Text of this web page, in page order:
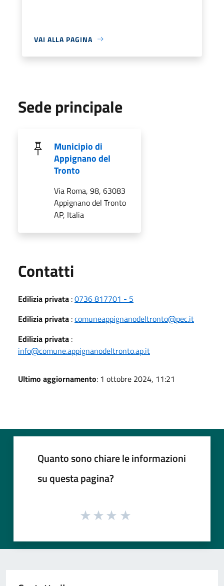
VAI ALLA PAGINA
Sede principale
Municipio di
Appignano del
Tronto
Via Roma, 98, 63083
Appignano del Tronto
AP, Italia
Contatti
Edilizia privata :0736 817701 - 5
Edilizia privata :comuneappignanodeltronto@pec.it
Edilizia privata :
info@comune.appignanodeltronto.ap.it
Ultimo aggiornamento: 1 ottobre 2024, 11:21
Quanto sono chiare le informazioni
su questa pagina?